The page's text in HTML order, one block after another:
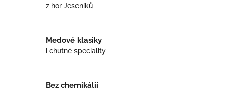
z hor Jeseníků
Medové klasiky
i chutné speciality
Bez chemikálií